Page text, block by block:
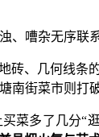
嘈杂无序联
、几何线条
南街菜市则打
多了几分“